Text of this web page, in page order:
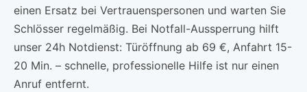
einen Ersatz bei Vertrauenspersonen und warten Sie
Schlösser regelmäßig. Bei Notfall-Aussperrung hilft
unser 24h Notdienst: Türöffnung ab 69 €, Anfahrt 15-
20 Min. – schnelle, professionelle Hilfe ist nur einen
Anruf entfernt.